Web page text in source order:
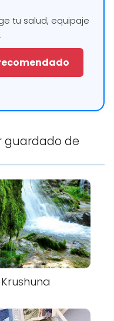
tu salud, equipaje
guardado de